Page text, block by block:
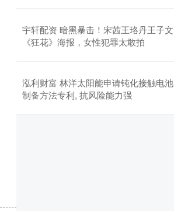
宇轩配资 暗黑暴击！宋茜王珞丹王子文
《狂花》海报，女性犯罪太敢拍
泓利财富 林洋太阳能申请钝化接触电池
制备方法专利, 抗风险能力强